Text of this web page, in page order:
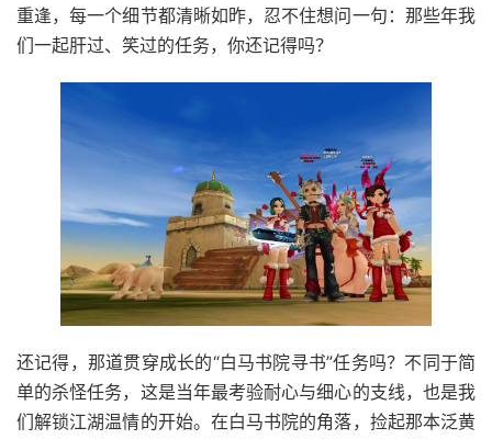
重逢，每一个细节都清晰如昨，忍不住想问一句：那些年我
们一起肝过、笑过的任务，你还记得吗？
还记得，那道贯穿成长的“白马书院寻书”任务吗？不同于简
单的杀怪任务，这是当年最考验耐心与细心的支线，也是我
们解锁江湖温情的开始。在白马书院的角落，捡起那本泛黄